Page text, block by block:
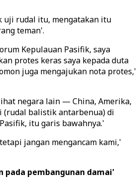
uji rudal itu, mengatakan itu
teman'.
Kepulauan Pasifik, saya
protes keras saya kepada duta
juga mengajukan nota protes,'
negara lain — China, Amerika,
balistik antarbenua) di
itu garis bawahnya.'
jangan mengancam kami,'
pada pembangunan damai'